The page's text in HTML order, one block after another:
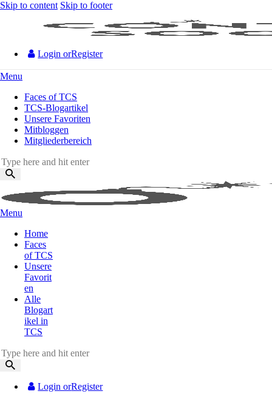
Skip to content Skip to footer
Login orRegister
Menu
Faces of TCS
TCS-Blogartikel
Unsere Favoriten
Mitbloggen
Mitgliederbereich
Menu
Home
Faces
of TCS
Unsere
Favorit
en
Alle
Blogart
ikel in
TCS
Login orRegister